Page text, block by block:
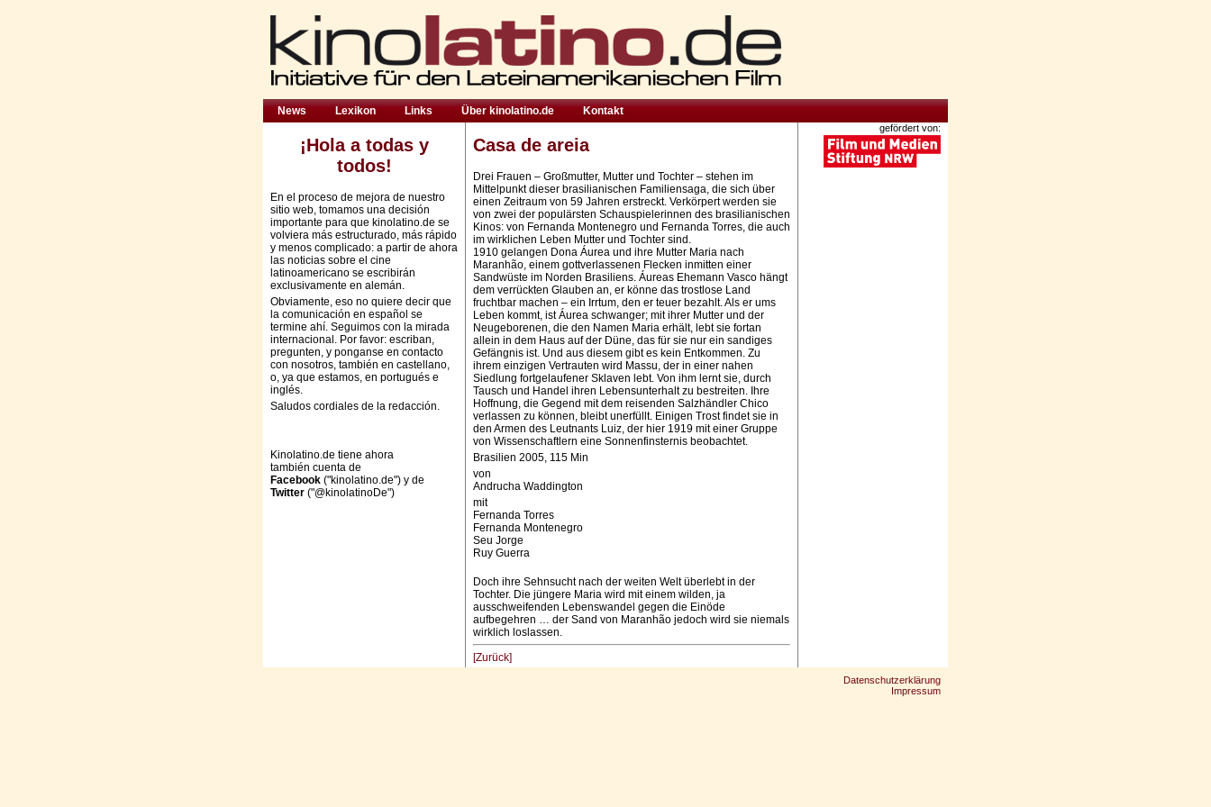
News Lexikon Links Über kinolatino.de Kontakt
¡Hola a todas y
todos!
En el proceso de mejora de nuestro
sitio web, tomamos una decisión
importante para que kinolatino.de se
volviera más estructurado, más rápido
y menos complicado: a partir de ahora
las noticias sobre el cine
latinoamericano se escribirán
exclusivamente en alemán.
Obviamente, eso no quiere decir que
la comunicación en español se
termine ahí. Seguimos con la mirada
internacional. Por favor: escriban,
pregunten, y ponganse en contacto
con nosotros, también en castellano,
o, ya que estamos, en portugués e
inglés.
Saludos cordiales de la redacción.
Kinolatino.de tiene ahora
también cuenta de
Facebook ("kinolatino.de") y de
Twitter ("@kinolatinoDe")
Casa de areia
Drei Frauen – Großmutter, Mutter und Tochter – stehen im
Mittelpunkt dieser brasilianischen Familiensaga, die sich über
einen Zeitraum von 59 Jahren erstreckt. Verkörpert werden sie
von zwei der populärsten Schauspie­le­rin­nen des brasilianischen
Kinos: von Fernanda Montenegro und Fernanda Torres, die auch
im wirklichen Leben Mutter und Tochter sind.
1910 gelangen Dona Áurea und ihre Mutter Maria nach
Maranhão, einem gottverlassenen Flecken inmitten einer
Sandwüste im Norden Brasiliens. Áureas Ehemann Vasco hängt
dem verrückten Glauben an, er könne das trostlose Land
fruchtbar machen – ein Irrtum, den er teuer bezahlt. Als er ums
Leben kommt, ist Áurea schwanger; mit ihrer Mutter und der
Neugeborenen, die den Namen Maria erhält, lebt sie fortan
allein in dem Haus auf der Düne, das für sie nur ein sandiges
Gefängnis ist. Und aus diesem gibt es kein Entkommen. Zu
ihrem einzigen Vertrauten wird Massu, der in einer nahen
Siedlung fortgelaufener Sklaven lebt. Von ihm lernt sie, durch
Tausch und Handel ihren Lebensunterhalt zu bestreiten. Ihre
Hoffnung, die Gegend mit dem reisenden Salzhändler Chico
verlassen zu können, bleibt unerfüllt. Einigen Trost findet sie in
den Armen des Leutnants Luiz, der hier 1919 mit einer Gruppe
von Wissenschaftlern eine Sonnenfinsternis beobachtet.
Brasilien 2005, 115 Min
von
Andrucha Waddington
mit
Fernanda Torres
Fernanda Montenegro
Seu Jorge
Ruy Guerra
Doch ihre Sehnsucht nach der weiten Welt überlebt in der
Tochter. Die jüngere Maria wird mit einem wilden, ja
ausschweifenden Lebenswandel gegen die Einöde
aufbegehren … der Sand von Maranhão jedoch wird sie niemals
wirklich loslassen.
[Zurück]
gefördert von:
Datenschutzerklärung
Impressum